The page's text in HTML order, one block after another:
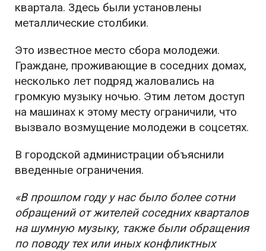
квартала. Здесь были установлены
металлические столбики.
Это известное место сбора молодежи.
Граждане, проживающие в соседних домах,
несколько лет подряд жаловались на
громкую музыку ночью. Этим летом доступ
на машинах к этому месту ограничили, что
вызвало возмущение молодежи в соцсетях.
В городской администрации объяснили
введенные ограничения.
«В прошлом году у нас было более сотни
обращений от жителей соседних кварталов
на шумную музыку, также были обращения
по поводу тех или иных конфликтных